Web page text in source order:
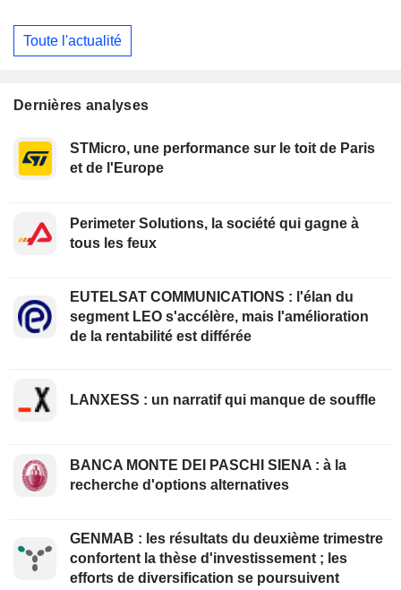
Toute l'actualité
Dernières analyses
STMicro, une performance sur le toit de Paris
et de l'Europe
Perimeter Solutions, la société qui gagne à
tous les feux
EUTELSAT COMMUNICATIONS : l'élan du
segment LEO s'accélère, mais l'amélioration
de la rentabilité est différée
LANXESS : un narratif qui manque de souffle
BANCA MONTE DEI PASCHI SIENA : à la
recherche d'options alternatives
GENMAB : les résultats du deuxième trimestre
confortent la thèse d'investissement ; les
efforts de diversification se poursuivent